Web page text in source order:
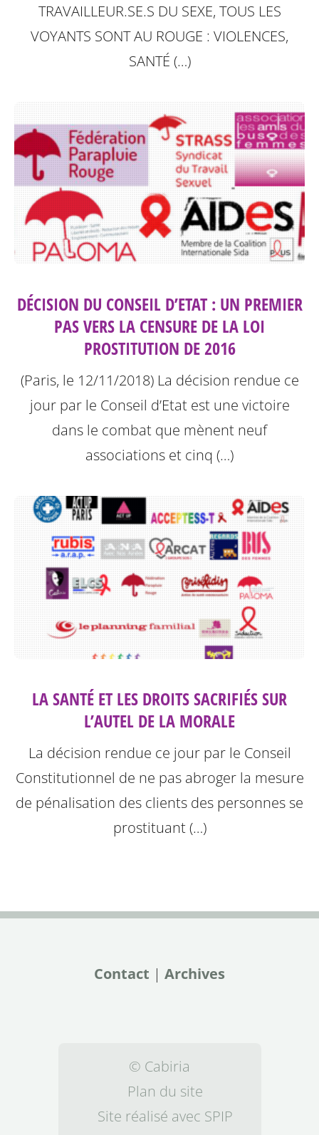
TRAVAILLEUR.SE.S DU SEXE, TOUS LES
VOYANTS SONT AU ROUGE : VIOLENCES,
SANTÉ (…)
DÉCISION DU CONSEIL D’ETAT : UN PREMIER
PAS VERS LA CENSURE DE LA LOI
PROSTITUTION DE 2016
(Paris, le 12/11/2018) La décision rendue ce
jour par le Conseil d’Etat est une victoire
dans le combat que mènent neuf
associations et cinq (…)
LA SANTÉ ET LES DROITS SACRIFIÉS SUR
L’AUTEL DE LA MORALE
La décision rendue ce jour par le Conseil
Constitutionnel de ne pas abroger la mesure
de pénalisation des clients des personnes se
prostituant (…)
Contact | Archives
© Cabiria
Plan du site
Site réalisé avec SPIP